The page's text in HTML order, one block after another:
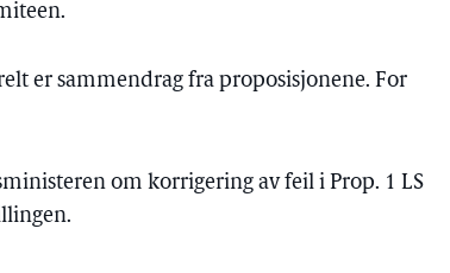
er sammendrag fra proposisjonene. For
om korrigering av feil i Prop. 1 LS